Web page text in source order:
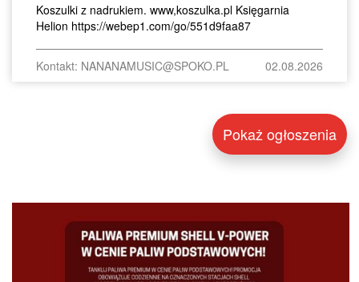
Koszulki z nadrukiem. www,koszulka.pl Księgarnia
Helion https://webep1.com/go/551d9faa87
Kontakt: NANANAMUSIC@SPOKO.PL 02.08.2026
Pokaż ogłoszenia